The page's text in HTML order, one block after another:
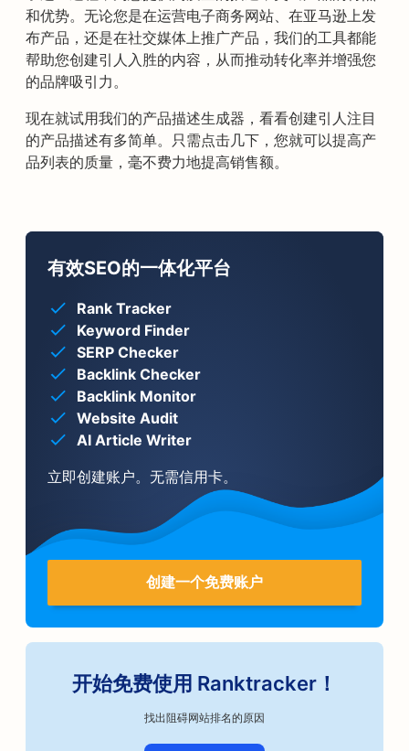
和优势。无论您是在运营电子商务网站、在亚马逊上发
布产品，还是在社交媒体上推广产品，我们的工具都能
帮助您创建引人入胜的内容，从而推动转化率并增强您
的品牌吸引力。
现在就试用我们的产品描述生成器，看看创建引人注目
的产品描述有多简单。只需点击几下，您就可以提高产
品列表的质量，毫不费力地提高销售额。
有效SEO的一体化平台
Rank Tracker
Keyword Finder
SERP Checker
Backlink Checker
Backlink Monitor
Website Audit
AI Article Writer
立即创建账户。无需信用卡。
创建一个免费账户
开始免费使用 Ranktracker！
找出阻碍网站排名的原因